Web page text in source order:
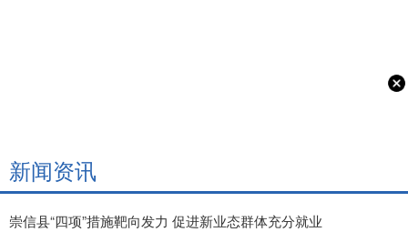
新闻资讯
崇信县“四项”措施靶向发力 促进新业态群体充分就业